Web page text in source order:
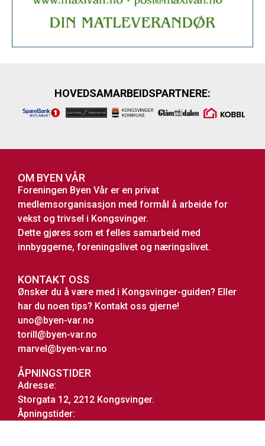
HOVEDSAMARBEIDSPARTNERE:
OM BYEN VÅR
Foreningen Byen Vår er en privat
medlemsorganisasjon med formål å arbeide for
vekst og trivsel i Kongsvinger.
Dette gjøres som et felles samarbeid med
innbyggerne, foreningslivet og næringslivet.
KONTAKT OSS
Ønsker du å være med i Kongsvinger-guiden? Eller
har du noen tips? Kontakt oss gjerne!
uno@byen-var.no
torill@byen-var.no
marvel@byen-var.no
ÅPNINGSTIDER
Adresse:
Storgata 12, 2212 Kongsvinger.
Åpningstider: